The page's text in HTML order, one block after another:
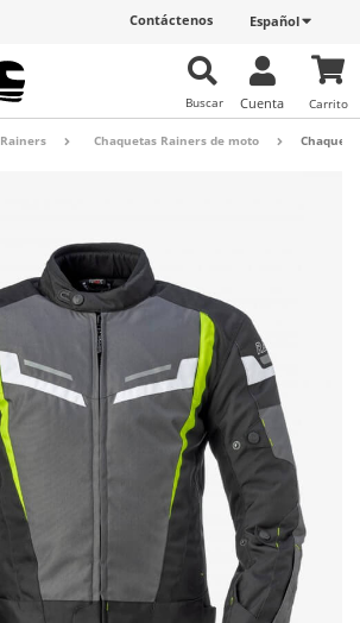
Español
Contáctenos
Carrito
Cuenta
Buscar
Rainers Chaquetas Rainers de moto Chaqueta